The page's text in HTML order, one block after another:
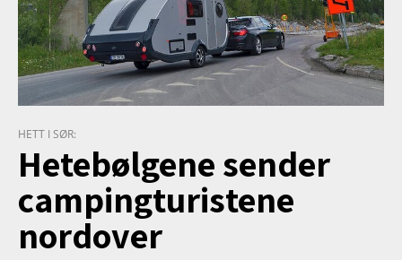
HETT I SØR:
Hetebølgene sender
campingturistene
nordover